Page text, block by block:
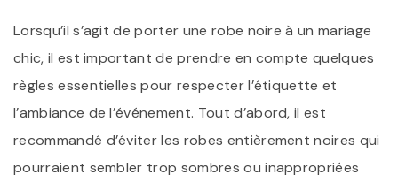
Lorsqu’il s’agit de porter une robe noire à un mariage
chic, il est important de prendre en compte quelques
règles essentielles pour respecter l’étiquette et
l’ambiance de l’événement. Tout d’abord, il est
recommandé d’éviter les robes entièrement noires qui
pourraient sembler trop sombres ou inappropriées